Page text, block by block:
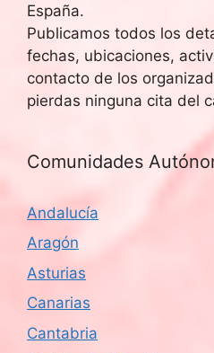
España.
Publicamos todos los
fechas, ubicaciones,
contacto de los
pierdas ninguna cita del
Comunidades
Andalucía
Aragón
Asturias
Canarias
Cantabria